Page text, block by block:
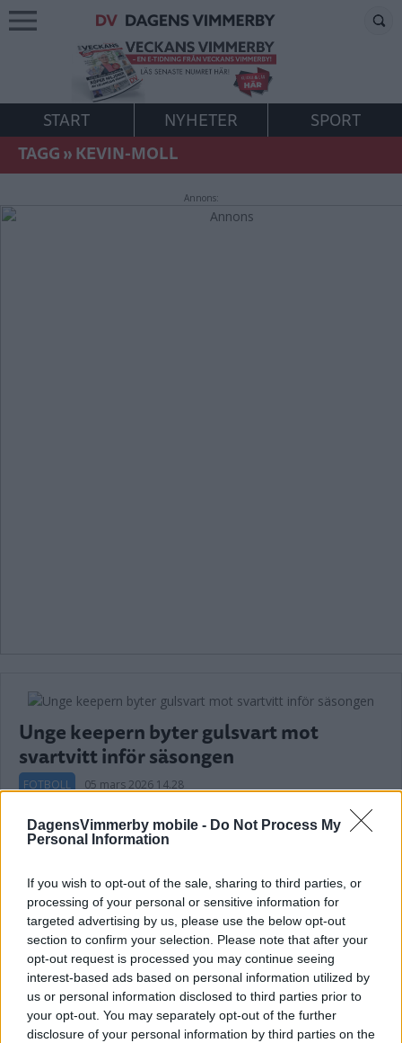
DagensVimmerby mobile - Do Not Process My
Personal Information
If you wish to opt-out of the sale, sharing to third parties, or
processing of your personal or sensitive information for
targeted advertising by us, please use the below opt-out
section to confirm your selection. Please note that after your
opt-out request is processed you may continue seeing
interest-based ads based on personal information utilized by
us or personal information disclosed to third parties prior to
your opt-out. You may separately opt-out of the further
disclosure of your personal information by third parties on the
START NYHETER
SPORT
TAGG»KEVIN-MOLL
Annons:
Unge keepern byter gulsvart mot
svartvitt inför säsongen
FOTBOLL 05 mars 2026 14.28
SENASTE
RESULTAT: Så är ställningen i SM – Fransson tvåa
"Fimpen" fick inte jubla i debuten: "Kan inte kräva mer"
BILDSPEL: Se bilder och videoklipp från dagens rallytävlingar